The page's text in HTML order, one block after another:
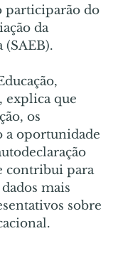
participarão do
da
(SAEB).
explica que
os
a oportunidade
contribui para
mais
sobre